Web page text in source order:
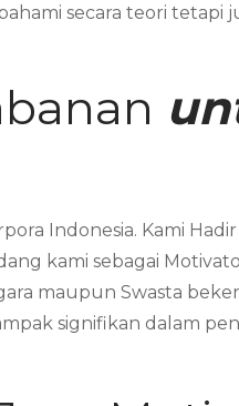
secara teori tetapi
Indonesia. Kami
kami sebagai
maupun Swasta
signifikan dalam